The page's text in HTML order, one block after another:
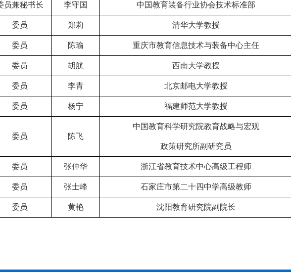
员兼秘书长 李守国 中国教育装备行业协会技术标准部
委员 郑莉 清华大学教授
委员 陈瑜 重庆市教育信息技术与装备中心主任
委员 胡航 西南大学教授
委员 李青 北京邮电大学教授
委员 杨宁 福建师范大学教授
委员 陈飞
中国教育科学研究院教育战略与宏观
政策研究所副研究员
委员 张仲华 浙江省教育技术中心高级工程师
委员 张士峰 石家庄市第二十四中学高级教师
委员 黄艳 沈阳教育研究院副院长